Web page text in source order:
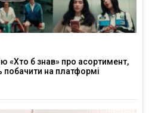
«Хто б знав» про асортимент,
побачити на платформі